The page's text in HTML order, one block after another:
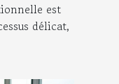
est
délicat,